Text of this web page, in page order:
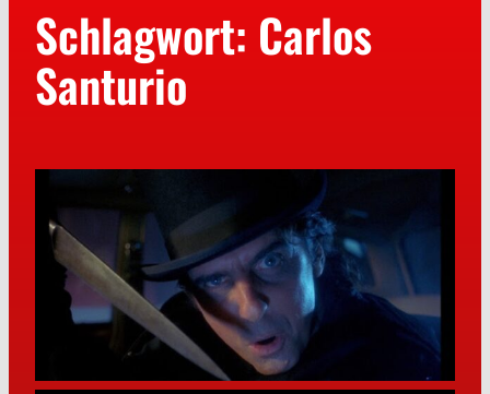
Schlagwort: Carlos
Santurio